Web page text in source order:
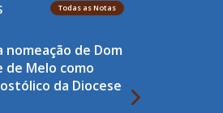
Todas as Notas
nomeação de Dom
Melo como
da Diocese